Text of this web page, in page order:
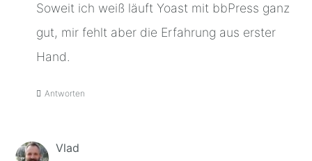
Soweit ich weiß läuft Yoast mit bbPress ganz
gut, mir fehlt aber die Erfahrung aus erster
Hand.
Antworten
Vlad